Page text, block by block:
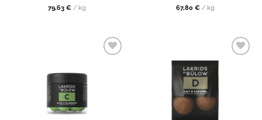
79,63 € / kg 67,80 € / kg